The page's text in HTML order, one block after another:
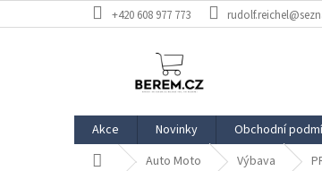
na
+420 608 977 773
Akce Novinky Obchodní
Domů Auto Moto Výbava